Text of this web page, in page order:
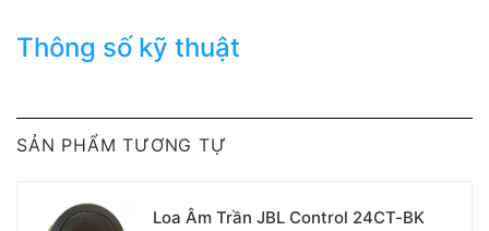
Thông số kỹ thuật
SẢN PHẨM TƯƠNG TỰ
Loa Âm Trần JBL Control 24CT-BK